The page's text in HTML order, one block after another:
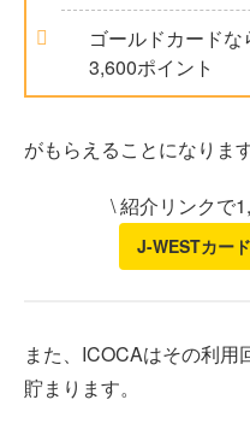
ゴールドカード
3,600ポイント
がもらえることになります
\ 紹介リンクで
J-WESTカー
また、ICOCAはその利
貯まります。